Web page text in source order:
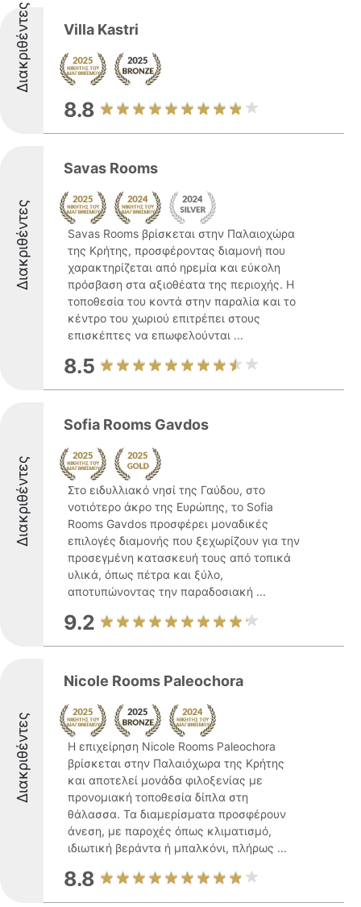
Διακριθέντες Villa Kastri
8.8
Διακριθέντες
Savas Rooms
Savas Rooms βρίσκεται στην Παλαιοχώρα
της Κρήτης, προσφέροντας διαμονή που
χαρακτηρίζεται από ηρεμία και εύκολη
πρόσβαση στα αξιοθέατα της περιοχής. Η
τοποθεσία του κοντά στην παραλία και το
κέντρο του χωριού επιτρέπει στους
επισκέπτες να επωφελούνται ...
8.5
Διακριθέντες
Sofia Rooms Gavdos
Στο ειδυλλιακό νησί της Γαύδου, στο
νοτιότερο άκρο της Ευρώπης, το Sofia
Rooms Gavdos προσφέρει μοναδικές
επιλογές διαμονής που ξεχωρίζουν για την
προσεγμένη κατασκευή τους από τοπικά
υλικά, όπως πέτρα και ξύλο,
αποτυπώνοντας την παραδοσιακή ...
9.2
Διακριθέντες
Nicole Rooms Paleochora
Η επιχείρηση Nicole Rooms Paleochora
βρίσκεται στην Παλαιόχωρα της Κρήτης
και αποτελεί μονάδα φιλοξενίας με
προνομιακή τοποθεσία δίπλα στη
θάλασσα. Τα διαμερίσματα προσφέρουν
άνεση, με παροχές όπως κλιματισμό,
ιδιωτική βεράντα ή μπαλκόνι, πλήρως ...
8.8